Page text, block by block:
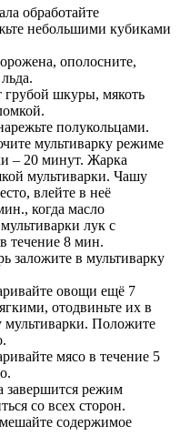
обработайте
небольшими кубиками
ополосните,
грубой шкуры, мякоть
полукольцами.
мультиварку режиме
– 20 минут. Жарка
мультиварки. Чашу
влейте в неё
когда масло
лук с
течение 8 мин.
заложите в мультиварку
овощи ещё 7
отодвиньте их в
мультиварки. Положите
мясо в течение 5
завершится режим
со всех сторон.
содержимое